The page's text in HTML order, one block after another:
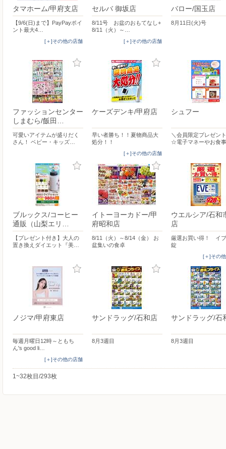
タマホーム/甲府支店
【9/6(日)まで】PayPayポイ
ント最大4…
[＋]その他の店舗
セルバ 御坂店
8/11号 お盆のおもてなし+
8/11（火）～…
[＋]その他の店舗
バロー/国玉店
8月11日(火)号
ファッションセンター
しまむら/飯田…
可愛いアイテムが盛りだく
さん！ ベビー・キッズ…
ケーズデンキ/甲府店
早い者勝ち！！夏物商品大
処分！！
[＋]その他の店舗
シュフー
＼会員限定プレゼン
☆電子マネーやお食
ブルックス/コーヒー
通販（山梨エリ…
【プレゼント付き】大人の
置き換えダイエット『美…
イトーヨーカドー/甲
府昭和店
8/11（火）～8/14（金） お
盆集いの食卓
ウエルシア/石和
店
厳選お買い得！ イ
錠
[＋]その
ノジマ/甲府東店
毎週月曜日12時～ともち
ん's good li…
[＋]その他の店舗
サンドラッグ/石和店
8月3週目
サンドラッグ/石
8月3週目
1~32枚目/293枚